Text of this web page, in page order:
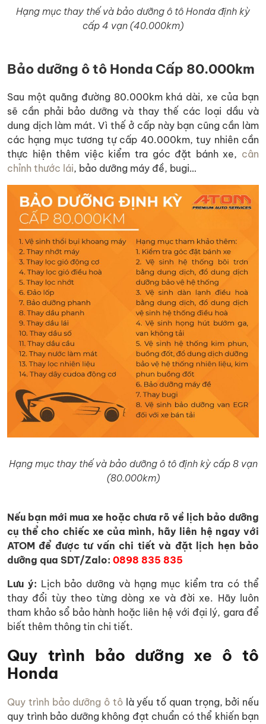
Hạng mục thay thế và bảo dưỡng ô tô Honda định kỳ
cấp 4 vạn (40.000km)
Bảo dưỡng ô tô Honda Cấp 80.000km
Sau một quãng đường 80.000km khá dài, xe của bạn
sẽ cần phải bảo dưỡng và thay thế các loại dầu và
dung dịch làm mát. Vì thế ở cấp này bạn cũng cần làm
các hạng mục tương tự cấp 40.000km, tuy nhiên cần
thực hiện thêm việc kiểm tra góc đặt bánh xe, cân
chỉnh thước lái, bảo dưỡng máy đề, bugi…
Hạng mục thay thế và bảo dưỡng ô tô định kỳ cấp 8 vạn
(80.000km)
Nếu bạn mới mua xe hoặc chưa rõ về lịch bảo dưỡng
cụ thể cho chiếc xe của mình, hãy liên hệ ngay với
ATOM để được tư vấn chi tiết và đặt lịch hẹn bảo
dưỡng qua SDT/Zalo: 0898 835 835
Lưu ý: Lịch bảo dưỡng và hạng mục kiểm tra có thể
thay đổi tùy theo từng dòng xe và đời xe. Hãy luôn
tham khảo sổ bảo hành hoặc liên hệ với đại lý, gara để
biết thêm thông tin chi tiết.
Quy trình bảo dưỡng xe ô tô
Honda
Quy trình bảo dưỡng ô tôlà yếu tố quan trọng, bởi nếu
quy trình bảo dưỡng không đạt chuẩn có thể khiến bạn